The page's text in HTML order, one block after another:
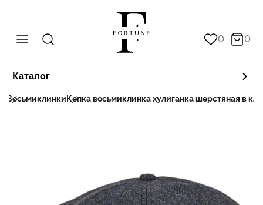
0 0
Каталог
Восьмиклинки Кепка восьмиклинка хулиганка шерстяная в